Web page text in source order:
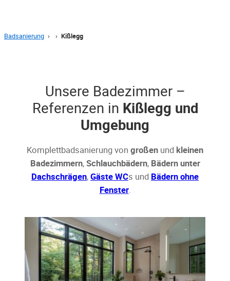
Badsanierung › › Kißlegg
Unsere Badezimmer –
Referenzen in Kißlegg und
Umgebung
Komplettbadsanierung von großen und kleinen
Badezimmern,Schlauchbädern, Bädern unter
Dachschrägen,Gäste WCs und Bädern ohne
Fenster.